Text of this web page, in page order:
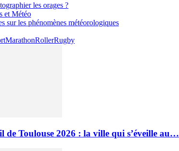
les orages ?
et Météo
sur les phénomènes météorologiques
MarathonRollerRugby
de Toulouse 2026 : la ville qui s’éveille au…